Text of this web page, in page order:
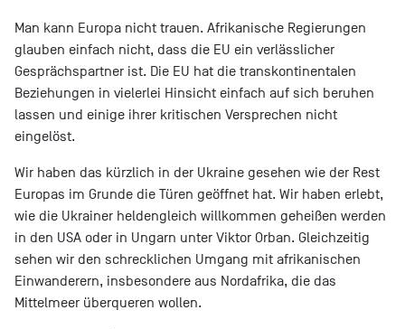
Man kann Europa nicht trauen. Afrikanische Regierungen
glauben einfach nicht, dass die EU ein verlässlicher
Gesprächspartner ist. Die EU hat die transkontinentalen
Beziehungen in vielerlei Hinsicht einfach auf sich beruhen
lassen und einige ihrer kritischen Versprechen nicht
eingelöst.
Wir haben das kürzlich in der Ukraine gesehen wie der Rest
Europas im Grunde die Türen geöffnet hat. Wir haben erlebt,
wie die Ukrainer heldengleich willkommen geheißen werden
in den USA oder in Ungarn unter Viktor Orban. Gleichzeitig
sehen wir den schrecklichen Umgang mit afrikanischen
Einwanderern, insbesondere aus Nordafrika, die das
Mittelmeer überqueren wollen.